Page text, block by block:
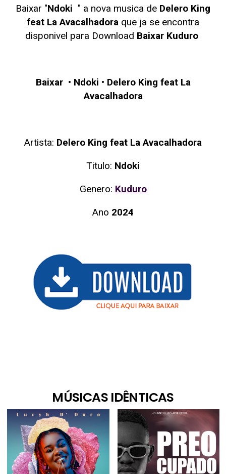
Baixar "Ndoki " a nova musica de Delero King
feat La Avacalhadora que ja se encontra
disponivel para Download Baixar Kuduro
Baixar • Ndoki • Delero King feat La
Avacalhadora
Artista: Delero King feat La Avacalhadora
Titulo: Ndoki
Genero: Kuduro
Ano 2024
MÚSICAS IDÊNTICAS